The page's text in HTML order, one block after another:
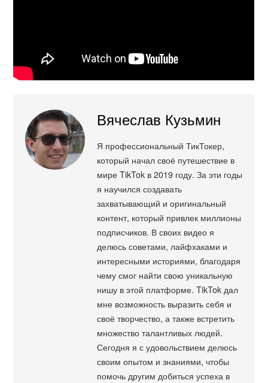
Вячеслав Кузьмин
Я профессиональный ТикТокер,
который начал своё путешествие в
мире TikTok в 2019 году. За эти годы
я научился создавать
захватывающий и оригинальный
контент, который привлек миллионы
подписчиков. В своих видео я
делюсь советами, лайфхаками и
интересными историями, благодаря
чему смог найти свою уникальную
нишу в этой платформе. TikTok дал
мне возможность выразить себя и
своё творчество, а также встретить
множество талантливых людей.
Сегодня я с удовольствием делюсь
своим опытом и знаниями, чтобы
помочь другим добиться успеха в